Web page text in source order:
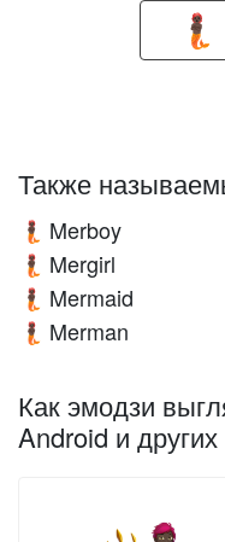
Также
🧜🏿 Merboy
🧜🏿 Mergirl
🧜🏿 Mermaid
🧜🏿 Merman
Как эмодзи
Android и